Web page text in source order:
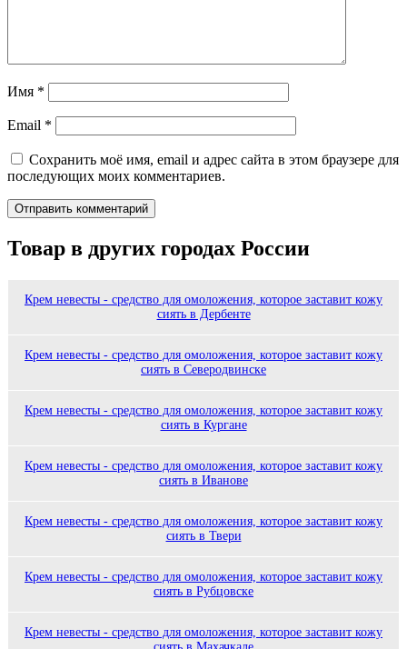
Имя *
Email *
Сохранить моё имя, email и адрес сайта в этом браузере для
последующих моих комментариев.
Товар в других городах России
Крем невесты - средство для омоложения, которое заставит кожу
сиять в Дербенте
Крем невесты - средство для омоложения, которое заставит кожу
сиять в Северодвинске
Крем невесты - средство для омоложения, которое заставит кожу
сиять в Кургане
Крем невесты - средство для омоложения, которое заставит кожу
сиять в Иванове
Крем невесты - средство для омоложения, которое заставит кожу
сиять в Твери
Крем невесты - средство для омоложения, которое заставит кожу
сиять в Рубцовске
Крем невесты - средство для омоложения, которое заставит кожу